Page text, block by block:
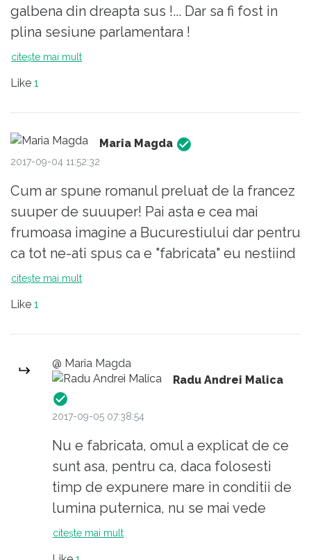
galbena din dreapta sus !... Dar sa fi fost in
plina sesiune parlamentara !
citește mai mult
Like 1
Maria Magda
2017-09-04 11:52:32
Cum ar spune romanul preluat de la francez
suuper de suuuper! Pai asta e cea mai
frumoasa imagine a Bucurestiului dar pentru
ca tot ne-ati spus ca e "fabricata" eu nestiind
ca se poate face o asa minunatie intreb: este
citește mai mult
Like 1
@ Maria Magda
Radu Andrei Malica
2017-09-05 07:38:54
Nu e fabricata, omul a explicat de ce
sunt asa, pentru ca, daca folosesti
timp de expunere mare in conditii de
lumina puternica, nu se mai vede
nimic, o sa ai un mare glare si atat.
citește mai mult